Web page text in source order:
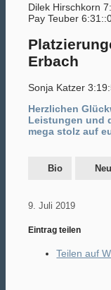
Dilek Hirschkorn
Pay Teuber
Erbach
Sonja Katzer
Herzlichen
Leistungen und
mega stolz auf
Bio
9. Juli 2019
Eintrag teilen
Teilen auf